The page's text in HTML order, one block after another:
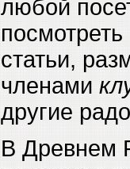
любой
статьи,
членами
другие
В Древнем